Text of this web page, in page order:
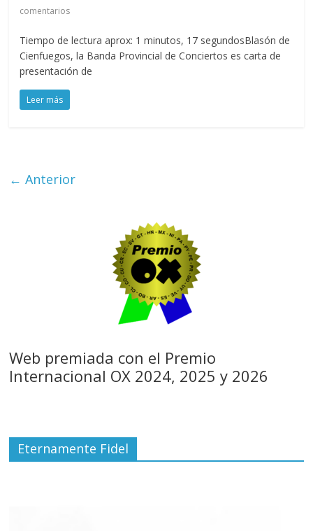
comentarios
Tiempo de lectura aprox: 1 minutos, 17 segundosBlasón de
Cienfuegos, la Banda Provincial de Conciertos es carta de
presentación de
Leer más
← Anterior
Web premiada con el Premio
Internacional OX 2024, 2025 y 2026
Eternamente Fidel